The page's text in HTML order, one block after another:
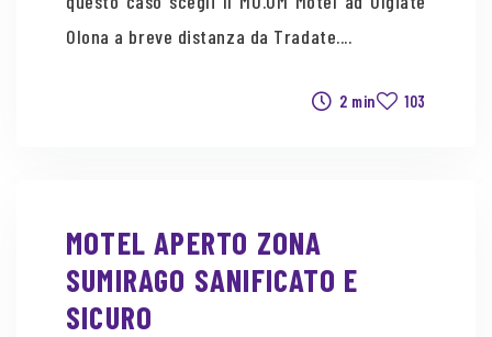
Olona a breve distanza da Tradate....
103
2 min
MOTEL APERTO ZONA
SUMIRAGO SANIFICATO E
SICURO